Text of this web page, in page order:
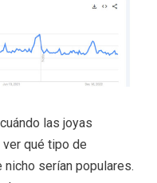
las joyas
qué tipo de
serían populares.